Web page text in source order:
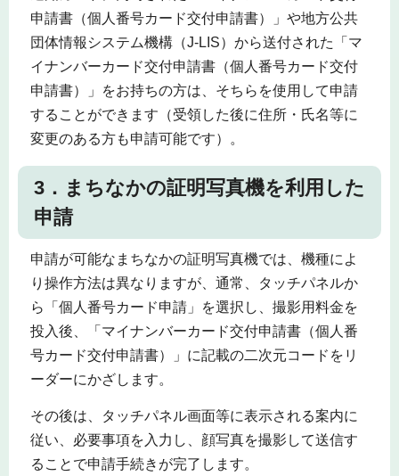
申請書（個人番号カード交付申請書）」や地方公共
団体情報システム機構（J-LIS）から送付された「マ
イナンバーカード交付申請書（個人番号カード交付
申請書）」をお持ちの方は、そちらを使用して申請
することができます（受領した後に住所・氏名等に
変更のある方も申請可能です）。
3．まちなかの証明写真機を利用した
申請
申請が可能なまちなかの証明写真機では、機種によ
り操作方法は異なりますが、通常、タッチパネルか
ら「個人番号カード申請」を選択し、撮影用料金を
投入後、「マイナンバーカード交付申請書（個人番
号カード交付申請書）」に記載の二次元コードをリ
ーダーにかざします。
その後は、タッチパネル画面等に表示される案内に
従い、必要事項を入力し、顔写真を撮影して送信す
ることで申請手続きが完了します。